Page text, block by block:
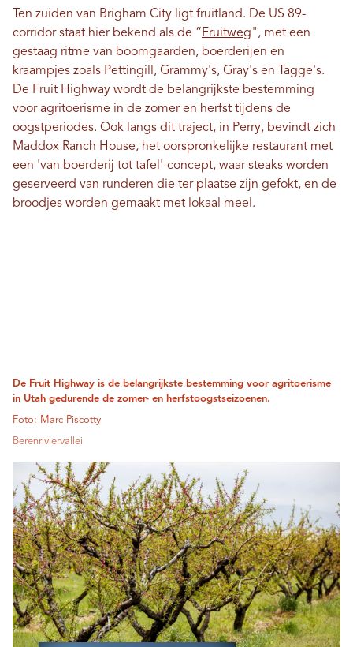
Ten zuiden van Brigham City ligt fruitland. De US 89-
corridor staat hier bekend als de “ Fruitweg", met een
gestaag ritme van boomgaarden, boerderijen en
kraampjes zoals Pettingill, Grammy's, Gray's en Tagge's.
De Fruit Highway wordt de belangrijkste bestemming
voor agritoerisme in de zomer en herfst tijdens de
oogstperiodes. Ook langs dit traject, in Perry, bevindt zich
Maddox Ranch House, het oorspronkelijke restaurant met
een 'van boerderij tot tafel'-concept, waar steaks worden
geserveerd van runderen die ter plaatse zijn gefokt, en de
broodjes worden gemaakt met lokaal meel.
De Fruit Highway is de belangrijkste bestemming voor agritoerisme
in Utah gedurende de zomer- en herfstoogstseizoenen.
Foto: Marc Piscotty
Berenriviervallei